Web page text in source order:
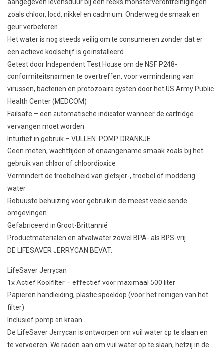
aangegeven levensduur bij een reeks monsterverontreinigingen
zoals chloor, lood, nikkel en cadmium. Onderweg de smaak en
geur verbeteren.
Het water is nog steeds veilig om te consumeren zonder dat er
een actieve koolschijf is geïnstalleerd
Getest door Independent Test House om de NSF P248-
conformiteitsnormen te overtreffen, voor vermindering van
virussen, bacteriën en protozoaire cysten door het US Army Public
Health Center (MEDCOM)
Failsafe – een automatische indicator wanneer de cartridge
vervangen moet worden
Intuïtief in gebruik – VULLEN. POMP. DRANKJE.
Geen meten, wachttijden of onaangename smaak zoals bij het
gebruik van chloor of chloordioxide
Vermindert de troebelheid van gletsjer-, troebel of modderig
water
Robuuste behuizing voor gebruik in de meest veeleisende
omgevingen
Gefabriceerd in Groot-Brittannië
Productmaterialen en afvalwater zowel BPA- als BPS-vrij
DE LIFESAVER JERRYCAN BEVAT:
LifeSaver Jerrycan
1x Actief Koolfilter – effectief voor maximaal 500 liter
Papieren handleiding, plastic spoeldop (voor het reinigen van het
filter)
Inclusief pomp en kraan
De LifeSaver Jerrycan is ontworpen om vuil water op te slaan en
te vervoeren. We raden aan om vuil water op te slaan, hetzij in de